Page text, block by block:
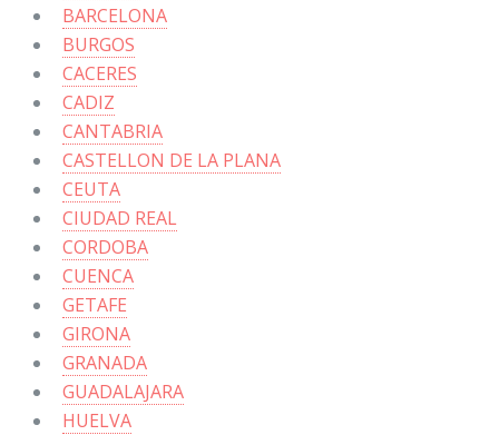
BARCELONA
BURGOS
CACERES
CADIZ
CANTABRIA
CASTELLON DE LA PLANA
CEUTA
CIUDAD REAL
CORDOBA
CUENCA
GETAFE
GIRONA
GRANADA
GUADALAJARA
HUELVA